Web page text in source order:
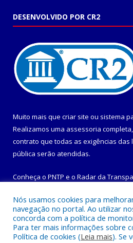
DESENVOLVIDO POR CR2
Muito mais que criar site ou sistema
Realizamos uma assessoria
contrato que todas as exigências das
pública serão atendidas.
Conheça o PNTP e o Radar da
Todos os direitos reservados a
Maracanã.
Nós usamos cookies para
navegação no portal. Ao utilizar
concorda com a política de
Para ter mais informações sobre
Política de cookies (Leia mais). Se